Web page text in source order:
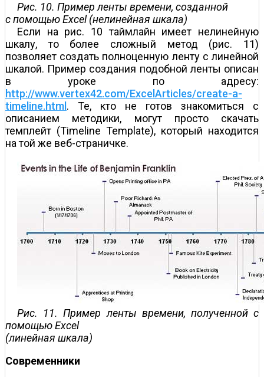
Рис. 10. Пример ленты времени, созданной
с помощью Excel (нелинейная шкала)
Если на рис. 10 таймлайн имеет нелинейную
шкалу, то более сложный метод (рис. 11)
позволяет создать полноценную ленту с линейной
шкалой. Пример создания подобной ленты описан
в уроке по адресу:
http://www.vertex42.com/ExcelArticles/create-a-
timeline.html . Те, кто не готов знакомиться с
описанием методики, могут просто скачать
темплейт (Timeline Template), который находится
на той же веб-страничке.
Рис. 11. Пример ленты времени, полученной с
помощью Excel
(линейная шкала)
Современники